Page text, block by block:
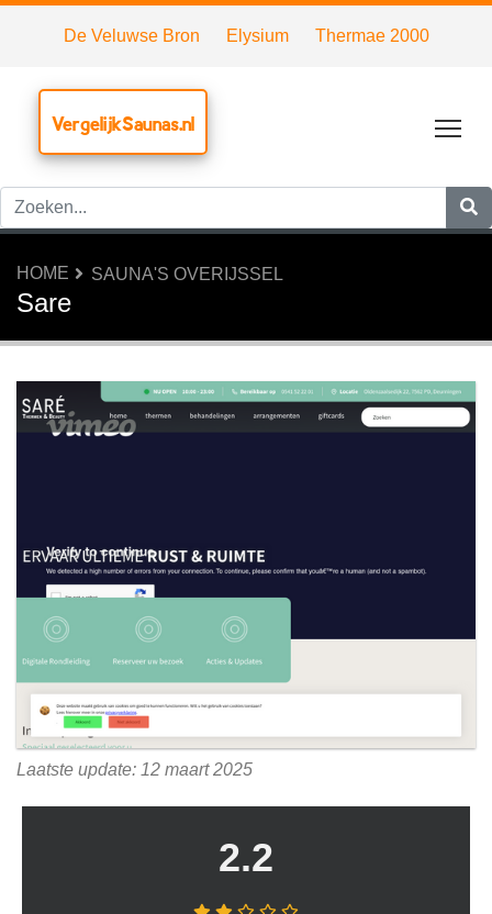
De Veluwse Bron Elysium Thermae 2000
VergelijkSaunas.nl
HOME SAUNA'S OVERIJSSEL
Sare
Laatste update: 12 maart 2025
2.2